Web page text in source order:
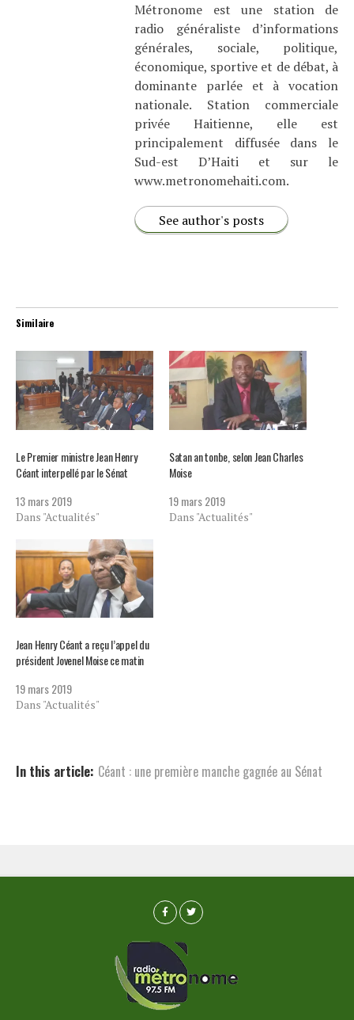
Métronome est une station de
radio généraliste d’informations
générales, sociale, politique,
économique, sportive et de débat, à
dominante parlée et à vocation
nationale. Station commerciale
privée Haitienne, elle est
principalement diffusée dans le
Sud-est D’Haiti et sur le
www.metronomehaiti.com.
See author's posts
Similaire
Le Premier ministre Jean Henry
Céant interpellé par le Sénat
13 mars 2019
Dans "Actualités"
Satan an tonbe, selon Jean Charles
Moise
19 mars 2019
Dans "Actualités"
Jean Henry Céant a reçu l’appel du
président Jovenel Moise ce matin
19 mars 2019
Dans "Actualités"
In this article: Céant : une première manche gagnée au Sénat